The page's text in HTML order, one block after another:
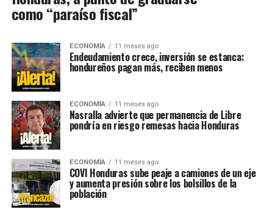
como “paraíso fiscal”
ECONOMÍA 11 meses ago
Endeudamiento crece, inversión se estanca:
hondureños pagan más, reciben menos
ECONOMÍA 11 meses ago
Nasralla advierte que permanencia de Libre
pondría en riesgo remesas hacia Honduras
ECONOMÍA 11 meses ago
COVI Honduras sube peaje a camiones de un eje
y aumenta presión sobre los bolsillos de la
población